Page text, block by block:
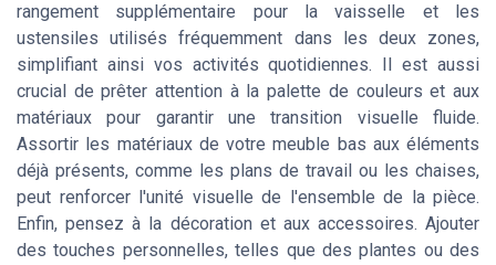
rangement supplémentaire pour la vaisselle et les
ustensiles utilisés fréquemment dans les deux zones,
simplifiant ainsi vos activités quotidiennes. Il est aussi
crucial de prêter attention à la palette de couleurs et aux
matériaux pour garantir une transition visuelle fluide.
Assortir les matériaux de votre meuble bas aux éléments
déjà présents, comme les plans de travail ou les chaises,
peut renforcer l'unité visuelle de l'ensemble de la pièce.
Enfin, pensez à la décoration et aux accessoires. Ajouter
des touches personnelles, telles que des plantes ou des